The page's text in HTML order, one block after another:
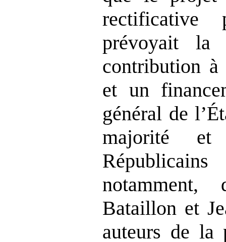
prévoyait la
contribution à
et un
général de
majorité
Bataillon et
auteurs de la